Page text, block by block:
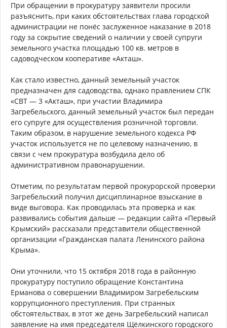
При обращении в прокуратуру заявители просили
разъяснить, при каких обстоятельствах глава городской
администрации не понёс заслуженное наказание в 2018
году за сокрытие сведений о наличии у своей супруги
земельного участка площадью 100 кв. метров в
садоводческом кооперативе «Акташ».
Как стало известно, данный земельный участок
предназначен для садоводства, однако правлением СПК
«СВТ — 3 «Акташ», при участии Владимира
Загребельского, данный земельный участок был передан
его супруге для осуществления розничной торговли.
Таким образом, в нарушение земельного кодекса РФ
участок используется не по целевому назначению, в
связи с чем прокуратура возбудила дело об
административном правонарушении.
Отметим, по результатам первой прокурорской проверки
Загребельский получил дисциплинарное взыскание в
виде выговора. Как проводилась эта проверка и как
развивались события дальше — редакции сайта «Первый
Крымский» рассказали представители общественной
организации «Гражданская палата Ленинского района
Крыма».
Они уточнили, что 15 октября 2018 года в районную
прокуратуру поступило обращение Константина
Ерманова о совершении Владимиром Загребельским
коррупционного преступления. При странных
обстоятельствах, в этот же день Загребельский написал
заявление на имя председателя Щёлкинского городского